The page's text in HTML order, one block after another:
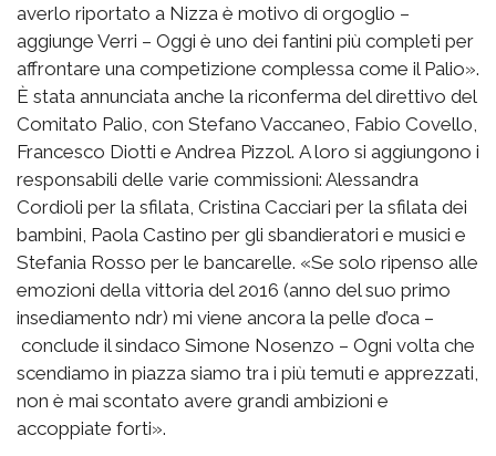
averlo riportato a Nizza è motivo di orgoglio –
aggiunge Verri – Oggi è uno dei fantini più completi per
affrontare una competizione complessa come il Palio».
È stata annunciata anche la riconferma del direttivo del
Comitato Palio, con Stefano Vaccaneo, Fabio Covello,
Francesco Diotti e Andrea Pizzol. A loro si aggiungono i
responsabili delle varie commissioni: Alessandra
Cordioli per la sfilata, Cristina Cacciari per la sfilata dei
bambini, Paola Castino per gli sbandieratori e musici e
Stefania Rosso per le bancarelle. «Se solo ripenso alle
emozioni della vittoria del 2016 (anno del suo primo
insediamento ndr) mi viene ancora la pelle d’oca –
conclude il sindaco Simone Nosenzo – Ogni volta che
scendiamo in piazza siamo tra i più temuti e apprezzati,
non è mai scontato avere grandi ambizioni e
accoppiate forti».